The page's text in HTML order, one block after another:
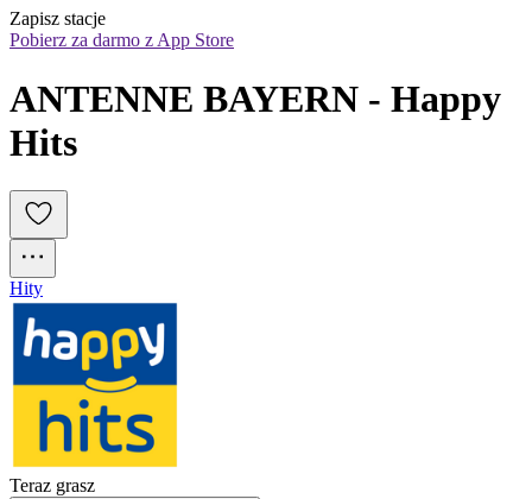
Zapisz stacje
Pobierz za darmo z App Store
ANTENNE BAYERN - Happy
Hits
Hity
Teraz grasz